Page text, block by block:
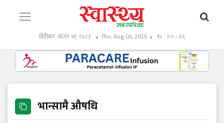
बिहीबार, साउन २१, २०८३ Thu, Aug 06, 2026 १८ : ०० : ०७
भान्सामै औषधि